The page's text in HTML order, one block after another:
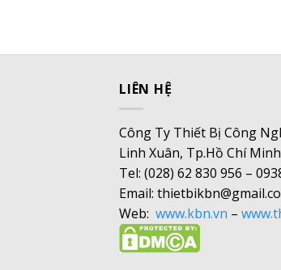
LIÊN HỆ
Công Ty Thiết Bị Công
Linh Xuân, Tp.Hồ Chí Minh
Tel: (028) 62 830 956 –
Email:
Web: www.kbn.vn –